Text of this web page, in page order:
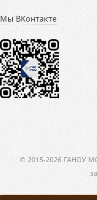
Мы ВКонтакте
© 2015-2026 ГАНОУ